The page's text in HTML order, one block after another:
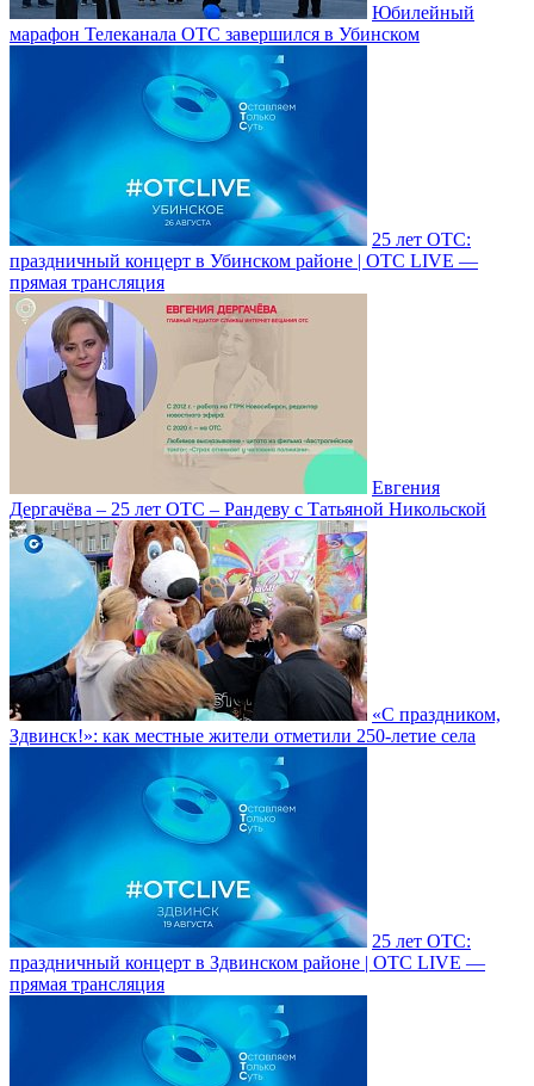
Юбилейный
марафон Телеканала ОТС завершился в Убинском
25 лет ОТС:
праздничный концерт в Убинском районе | ОТС LIVE —
прямая трансляция
Евгения
Дергачёва – 25 лет ОТС – Рандеву с Татьяной Никольской
«С праздником,
Здвинск!»: как местные жители отметили 250-летие села
25 лет ОТС:
праздничный концерт в Здвинском районе | ОТС LIVE —
прямая трансляция